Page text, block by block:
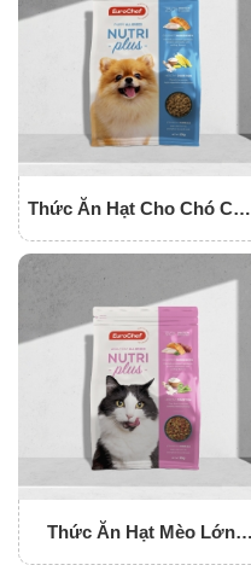
Thức Ăn Hạt Cho Chó Con
Thức Ăn Hạt Mèo Lớn